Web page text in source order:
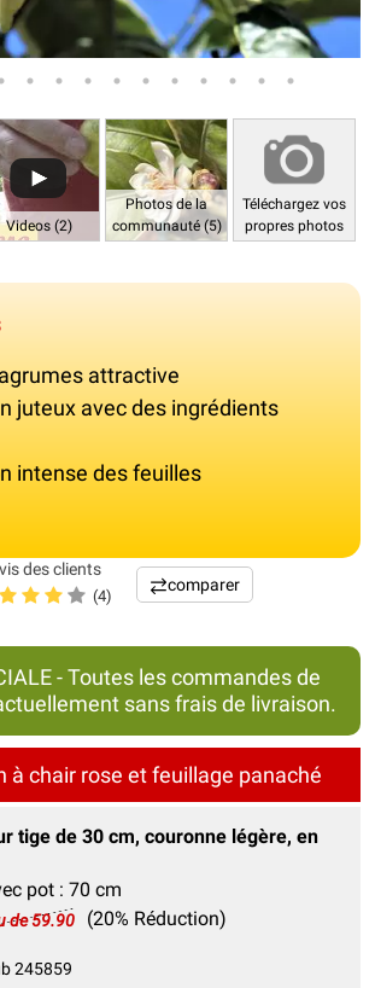
Videos (2)
Photos de la
communauté (5)
Téléchargez vos
propres photos
attractive
juteux avec des ingrédients
intense des feuilles
des clients
(4)
comparer
- Toutes les commandes de
sans frais de livraison.
à chair rose et feuillage panaché
tige de 30 cm, couronne légère, en
pot : 70 cm
de 59.90 (20% Réduction)
245859